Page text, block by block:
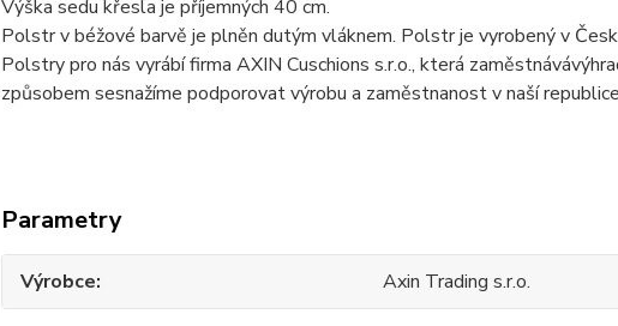
Výška sedu křesla je příjemných 40 cm.
Polstr v béžové barvě je plněn dutým vláknem. Polstr je vyrobený v
Polstry pro nás vyrábí firma AXIN Cuschions s.r.o., která
způsobem sesnažíme podporovat výrobu a zaměstnanost v naší
Parametry
Výrobce Axin Trading s.r.o.